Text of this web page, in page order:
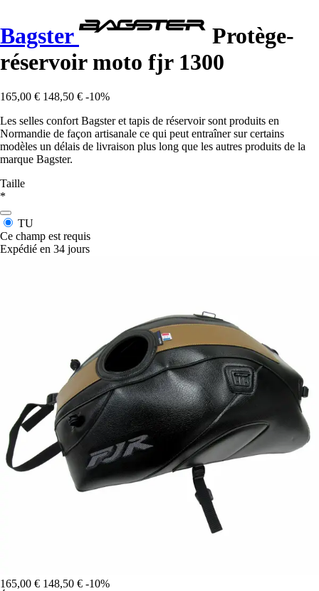
Bagster
Protège-
réservoir moto fjr 1300
165,00 € 148,50 € -10%
Les selles confort Bagster et tapis de réservoir sont produits en
Normandie de façon artisanale ce qui peut entraîner sur certains
modèles un délais de livraison plus long que les autres produits de la
marque Bagster.
Taille
*
TU
Ce champ est requis
Expédié en 34 jours
165,00 € 148,50 € -10%